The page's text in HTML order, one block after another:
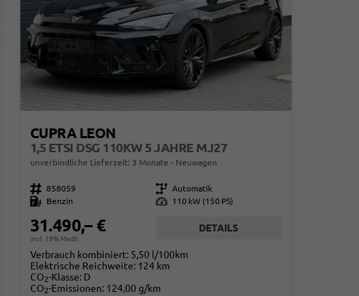
CUPRA LEON
1,5 ETSI DSG 110KW 5 JAHRE MJ27
unverbindliche Lieferzeit: 3 Monate Neuwagen
Fahrzeugnr. 858059 Getriebe Automatik
Kraftstoff
Benzin Leistung 110 kW (150 PS)
31.490,– €
incl. 19% MwSt.
DETAILS
Verbrauch kombiniert: 5,50 l/100km
Elektrische Reichweite: 124 km
CO2-Klasse: D
CO2-Emissionen: 124,00 g/km